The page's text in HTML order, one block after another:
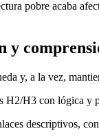
pobre acaba
y
y, a la vez,
H3 con lógica y
descriptivos,